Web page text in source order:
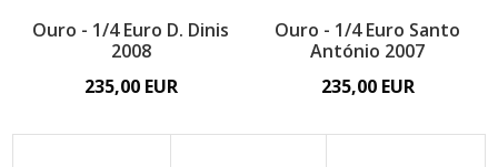
Ouro - 1/4 Euro D. Dinis
2008
235,00 EUR
Ouro - 1/4 Euro Santo
António 2007
235,00 EUR